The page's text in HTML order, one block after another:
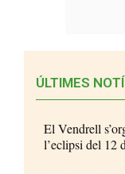
ÚLTIMES
El Vendrell
l’eclipsi del 12